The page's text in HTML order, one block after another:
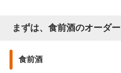
まずは、食前酒のオーダー
食前酒